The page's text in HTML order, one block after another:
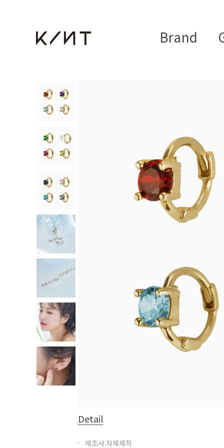
Brand
Detail
제조사 자체제작